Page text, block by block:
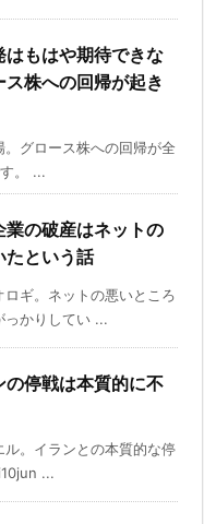
もはや期待できな
株への回帰が起き
グロース株への回帰が全
。 ...
の破産はネットの
たという話
ギ。ネットの悪いところ
っかりしてい ...
停戦は本質的に不
。イランとの本質的な停
...